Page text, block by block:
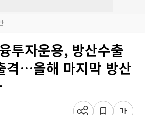
투자운용, 방산수출
격…올해 마지막 방산